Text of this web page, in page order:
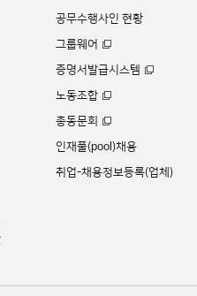
공무수행사인 현황
그룹웨어
증명서발급시스템
노동조합
총동문회
인재풀(pool)채용
취업-채용정보등록(업체)